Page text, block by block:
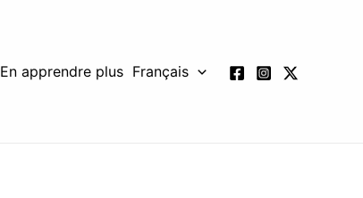
En apprendre plus Français